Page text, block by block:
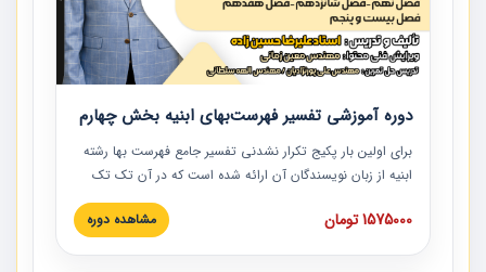
دوره آموزشی تفسیر فهرست‌بهای ابنیه بخش چهارم
برای اولین بار پکیج تکرار نشدنی تفسیر جامع فهرست بها رشته
ابنیه از زبان نویسندگان آن ارائه شده است که در آن تک تک
ردیف ها و مطالب فهرست بها تفسیر و ارائه شده است. این
دوره به صورت کامل تصویری بوده و به همراه تصاویر عملیات
1575000 تومان مشاهده دوره